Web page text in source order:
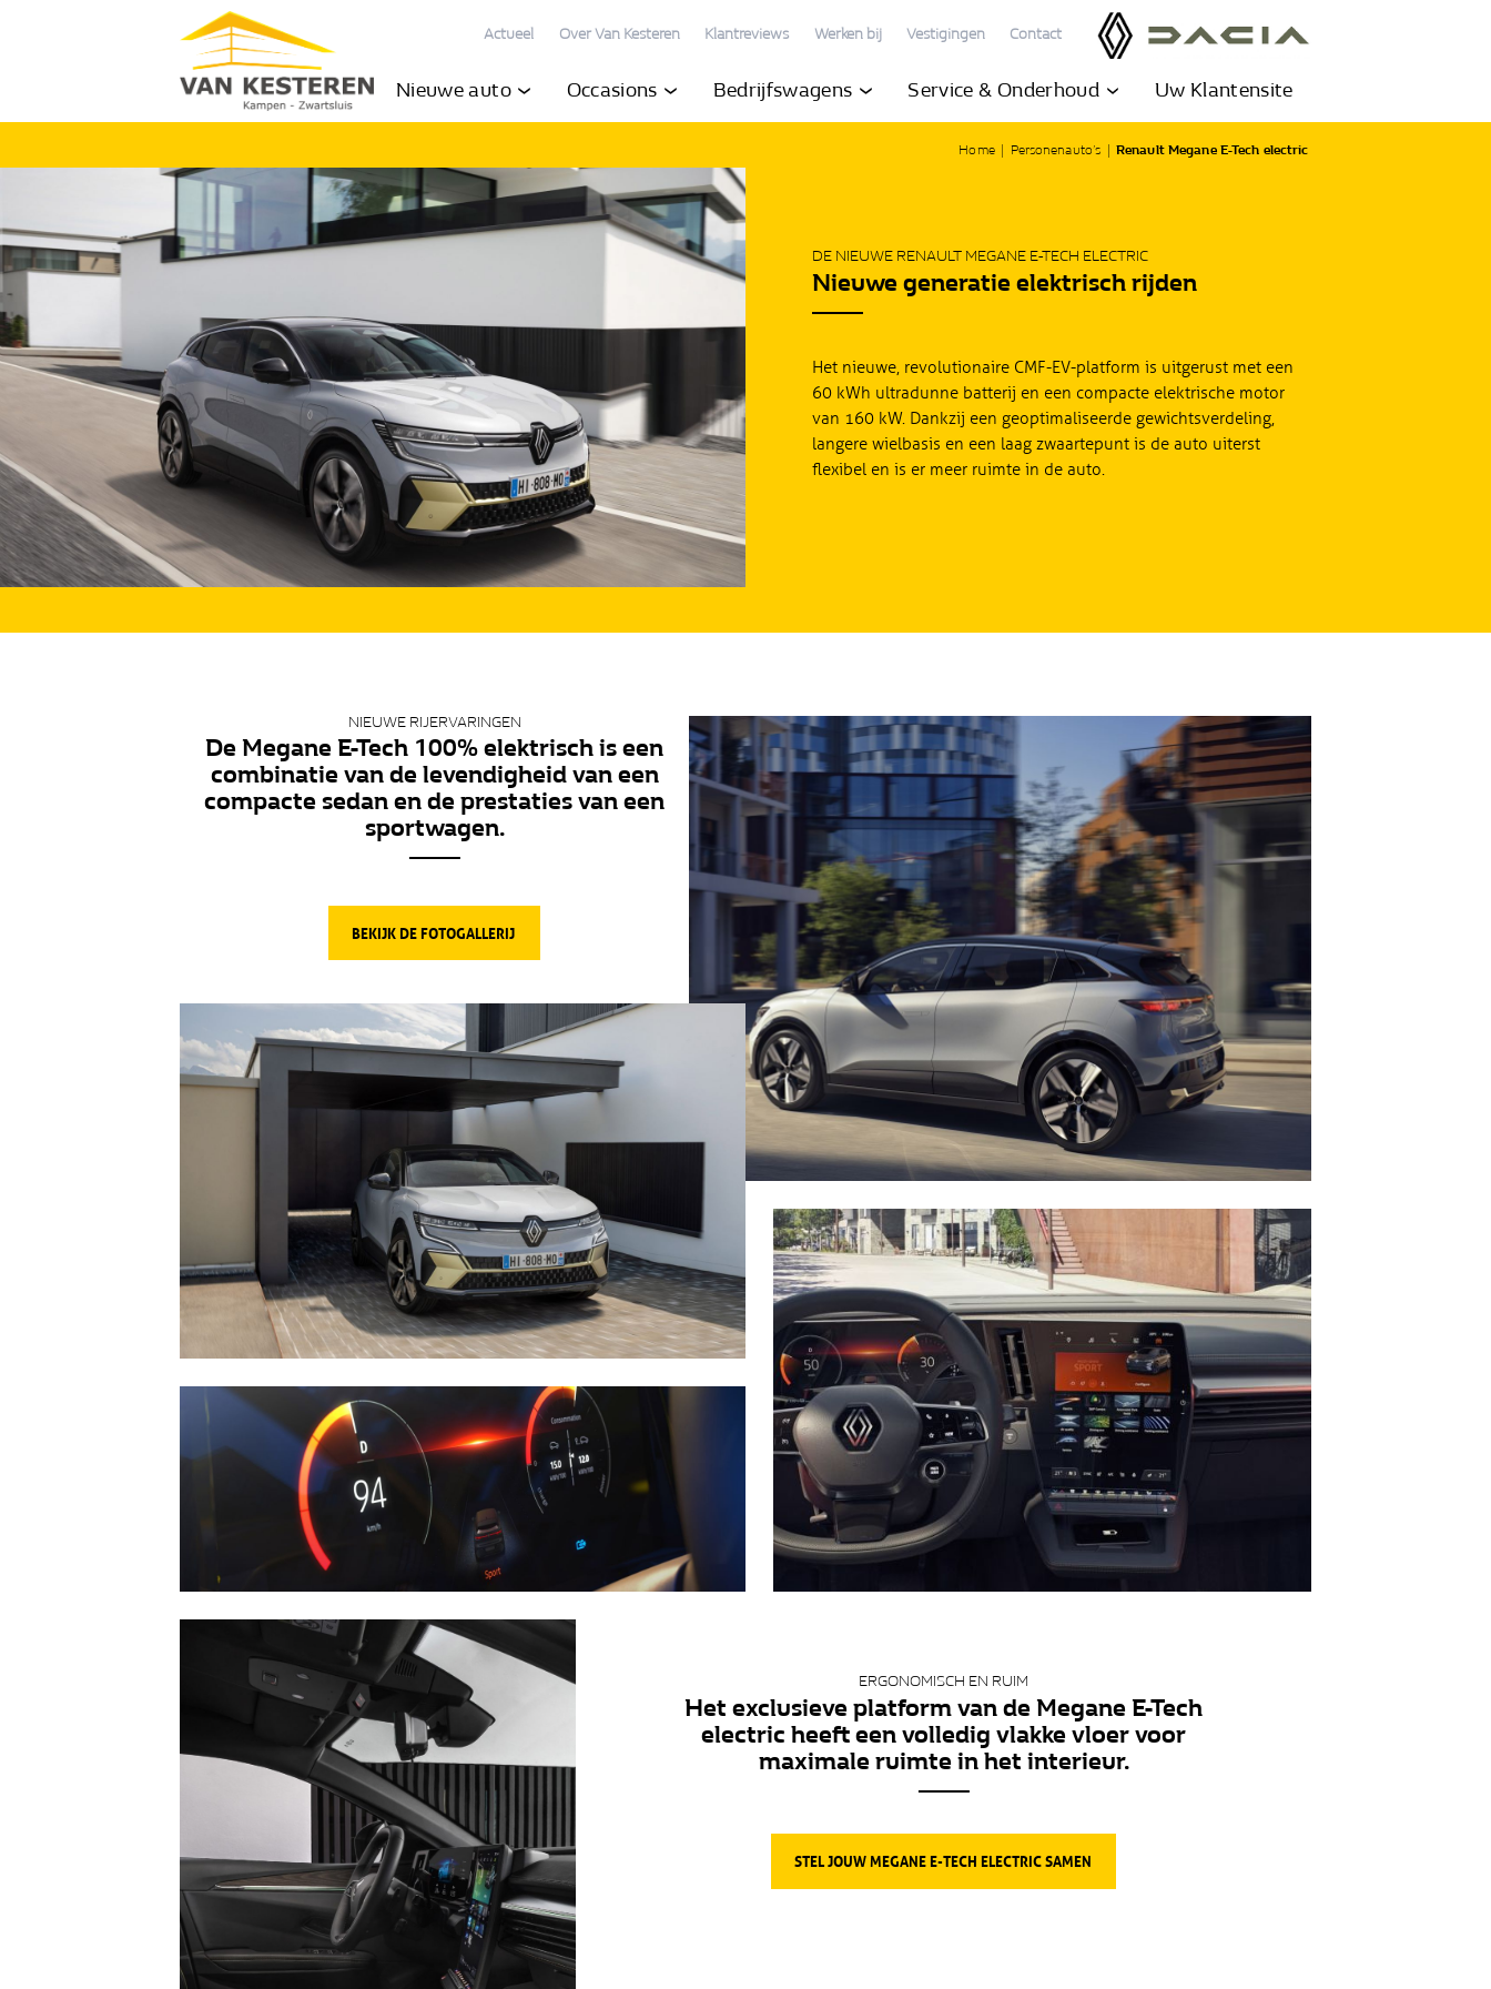
Actueel Over Van Kesteren Klantreviews Werken bij Vestigingen Contact
Nieuwe auto Occasions Bedrijfswagens Service & Onderhoud Uw Klantensite
Home Personenauto’s Renault Megane E-Tech electric
DE NIEUWE RENAULT MEGANE E-TECH ELECTRIC
Nieuwe generatie elektrisch rijden
Het nieuwe, revolutionaire CMF-EV-platform is uitgerust met een
60 kWh ultradunne batterij en een compacte elektrische motor
van 160 kW. Dankzij een geoptimaliseerde gewichtsverdeling,
langere wielbasis en een laag zwaartepunt is de auto uiterst
flexibel en is er meer ruimte in de auto.
NIEUWE RIJERVARINGEN
De Megane E-Tech 100% elektrisch is een
combinatie van de levendigheid van een
compacte sedan en de prestaties van een
sportwagen.
BEKIJK DE FOTOGALLERIJ
ERGONOMISCH EN RUIM
Het exclusieve platform van de Megane E-Tech
electric heeft een volledig vlakke vloer voor
maximale ruimte in het interieur.
STEL JOUW MEGANE E-TECH ELECTRIC SAMEN